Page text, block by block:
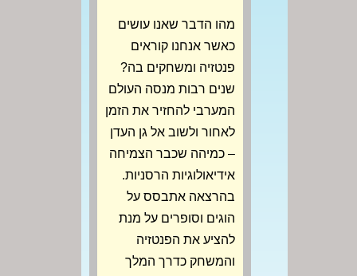
מהו הדבר שאנו עושים
כאשר אנחנו קוראים
פנטזיה ומשחקים בה?
שנים רבות מנסה העולם
המערבי להחזיר את הזמן
לאחור ולשוב אל גן העדן
– כמיהה שכבר הצמיחה
אידיאולוגיות הרסניות.
בהרצאה אתבסס על
הוגים וסופרים על מנת
להציע את הפנטזיה
והמשחק כדרך המלך